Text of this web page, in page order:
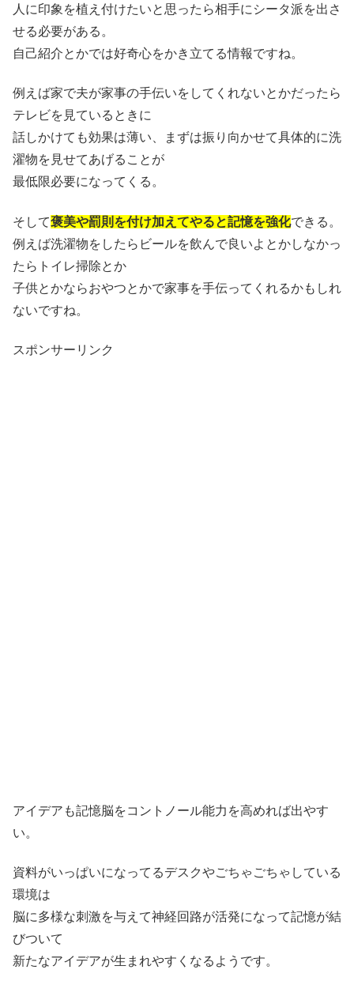
人に印象を植え付けたいと思ったら相手にシータ派を出さ
せる必要がある。
自己紹介とかでは好奇心をかき立てる情報ですね。
例えば家で夫が家事の手伝いをしてくれないとかだったら
テレビを見ているときに
話しかけても効果は薄い、まずは振り向かせて具体的に洗
濯物を見せてあげることが
最低限必要になってくる。
そして褒美や罰則を付け加えてやると記憶を強化できる。
例えば洗濯物をしたらビールを飲んで良いよとかしなかっ
たらトイレ掃除とか
子供とかならおやつとかで家事を手伝ってくれるかもしれ
ないですね。
スポンサーリンク
アイデアも記憶脳をコントノール能力を高めれば出やす
い。
資料がいっぱいになってるデスクやごちゃごちゃしている
環境は
脳に多様な刺激を与えて神経回路が活発になって記憶が結
びついて
新たなアイデアが生まれやすくなるようです。